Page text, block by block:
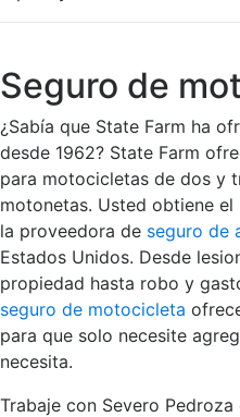
Seguro de
¿Sabía que State Farm ha
desde 1962? State Farm
para motocicletas de dos y
motonetas. Usted obtiene
la proveedora de seguro de
Estados Unidos. Desde
propiedad hasta robo y
seguro de motocicleta
para que solo necesite
necesita.
Trabaje con Severo Pedroza